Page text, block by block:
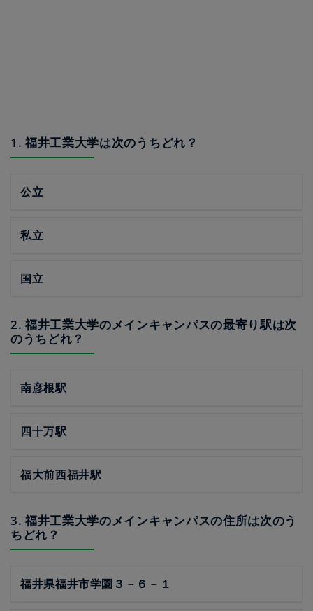
1. 福井工業大学は次のうちどれ？
公立
私立
国立
2. 福井工業大学のメインキャンパスの最寄り駅は次
のうちどれ？
南彦根駅
四十万駅
福大前西福井駅
3. 福井工業大学のメインキャンパスの住所は次のう
ちどれ？
福井県福井市学園３－６－１